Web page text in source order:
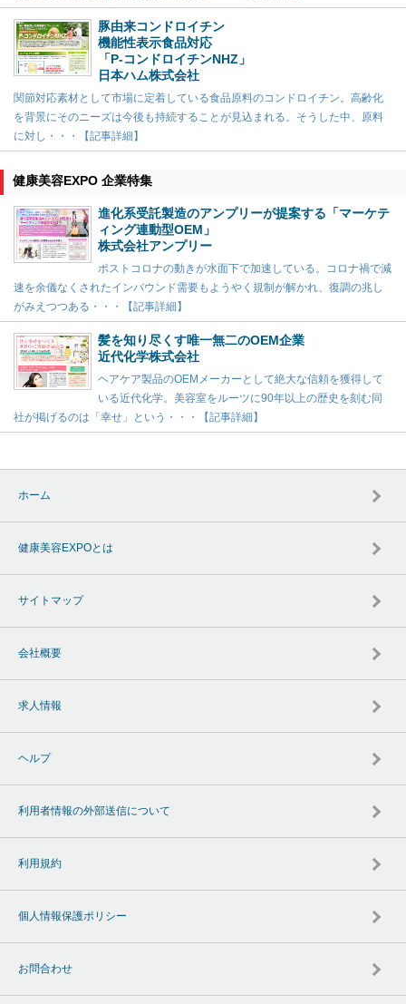
豚由来コンドロイチン
機能性表示食品対応
「P-コンドロイチンNHZ」
日本ハム株式会社
関節対応素材として市場に定着している食品原料のコンドロイチン。高齢化
を背景にそのニーズは今後も持続することが見込まれる。そうした中、原料
に対し・・・【記事詳細】
健康美容EXPO 企業特集
進化系受託製造のアンプリーが提案する「マーケテ
ィング連動型OEM」
株式会社アンプリー
ポストコロナの動きが水面下で加速している。コロナ禍で減
速を余儀なくされたインバウンド需要もようやく規制が解かれ、復調の兆し
がみえつつある・・・【記事詳細】
髪を知り尽くす唯一無二のOEM企業
近代化学株式会社
ヘアケア製品のOEMメーカーとして絶大な信頼を獲得して
いる近代化学。美容室をルーツに90年以上の歴史を刻む同
社が掲げるのは「幸せ」という・・・【記事詳細】
ホーム
健康美容EXPOとは
サイトマップ
会社概要
求人情報
ヘルプ
利用者情報の外部送信について
利用規約
個人情報保護ポリシー
お問合わせ